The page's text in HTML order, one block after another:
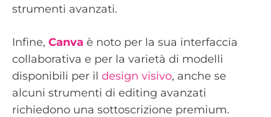
strumenti avanzati.
Infine, Canva è noto per la sua interfaccia
collaborativa e per la varietà di modelli
disponibili per il design visivo, anche se
alcuni strumenti di editing avanzati
richiedono una sottoscrizione premium.